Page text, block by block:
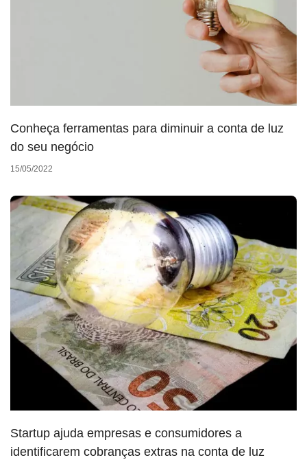
Conheça ferramentas para diminuir a conta de luz
do seu negócio
15/05/2022
Startup ajuda empresas e consumidores a
identificarem cobranças extras na conta de luz